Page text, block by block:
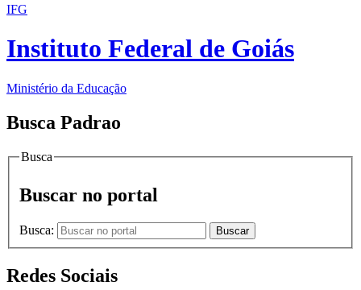
IFG
Instituto Federal de Goiás
Ministério da Educação
Busca Padrao
Busca
Buscar no portal
Busca: Buscar
Redes Sociais